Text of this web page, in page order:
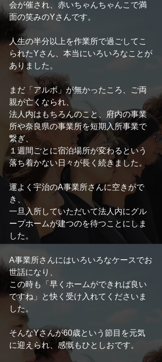
会が催され、赤いちゃんちゃんこで満
面の笑みのYさんです。
人生の半分以上を作業所で過ごしてこ
られたYさん、本当にいろいろなことが
ありました。
まだ「アルボ」が無かったころ、ご両
親が亡くなられ、
法人内はもちろんのこと、府内の事業
所や奈良県の事業所を短期入所事業で
繋ぎ、
１週間ごとに宿泊場所が変わるという
落ち着かない日々が長く続きました。
運よく宇治のA事業所さんに空きがで
き、
一旦入所していただいて法人内にグル
ープホームが建つのを待つことにしま
した。
A事業所さんにはいろいろなケースでお
世話になり、
この時も「早くホームができれば良い
ですね」と快く受け入れてくださいま
した。
そんなYさんが60歳という節目を元気
に迎えられ、感慨もひとしおです。